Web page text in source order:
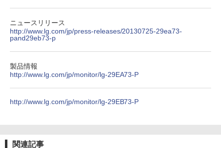
￥250
] [ 水分補給 ]
by Amazon 炭酸水 ラベルレス 500ml ×24本
ニュースリリース
http://www.lg.com/jp/press-releases/20130725-29ea73-
pand29eb73-p
製品情報
http://www.lg.com/jp/monitor/lg-29EA73-P
http://www.lg.com/jp/monitor/lg-29EB73-P
関連記事